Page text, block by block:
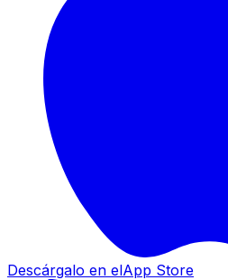
Descárgalo en elApp Store